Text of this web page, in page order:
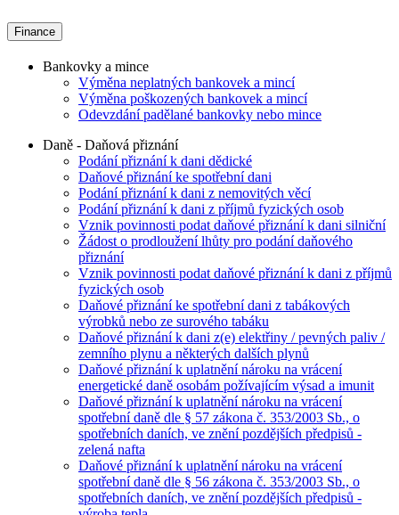
Finance
Bankovky a mince
Výměna neplatných bankovek a mincí
Výměna poškozených bankovek a mincí
Odevzdání padělané bankovky nebo mince
Daně - Daňová přiznání
Podání přiznání k dani dědické
Daňové přiznání ke spotřební dani
Podání přiznání k dani z nemovitých věcí
Podání přiznání k dani z příjmů fyzických osob
Vznik povinnosti podat daňové přiznání k dani silniční
Žádost o prodloužení lhůty pro podání daňového
přiznání
Vznik povinnosti podat daňové přiznání k dani z příjmů
fyzických osob
Daňové přiznání ke spotřební dani z tabákových
výrobků nebo ze surového tabáku
Daňové přiznání k dani z(e) elektřiny / pevných paliv /
zemního plynu a některých dalších plynů
Daňové přiznání k uplatnění nároku na vrácení
energetické daně osobám požívajícím výsad a imunit
Daňové přiznání k uplatnění nároku na vrácení
spotřební daně dle § 57 zákona č. 353/2003 Sb., o
spotřebních daních, ve znění pozdějších předpisů -
zelená nafta
Daňové přiznání k uplatnění nároku na vrácení
spotřební daně dle § 56 zákona č. 353/2003 Sb., o
spotřebních daních, ve znění pozdějších předpisů -